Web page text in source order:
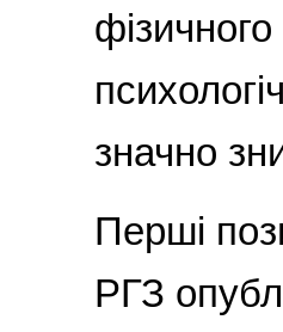
значно
Перші
РГЗ